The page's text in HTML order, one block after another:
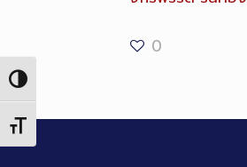
Toggle High Contrast
Toggle Font size
0